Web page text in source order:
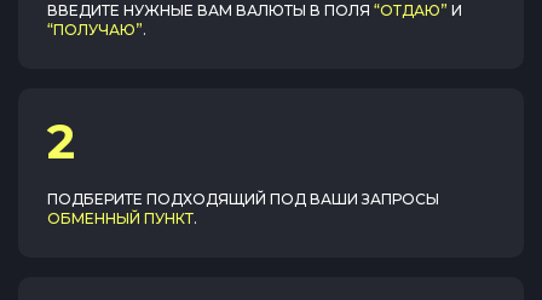
ВВЕДИТЕ НУЖНЫЕ ВАМ ВАЛЮТЫ В ПОЛЯ “ОТДАЮ” И
“ПОЛУЧАЮ”.
2
ПОДБЕРИТЕ ПОДХОДЯЩИЙ ПОД ВАШИ ЗАПРОСЫ
ОБМЕННЫЙ ПУНКТ.